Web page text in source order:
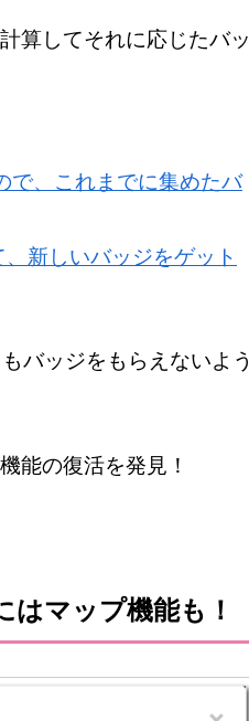
算してそれに応じたバッ
で、これまでに集めたバ
新しいバッジをゲット
バッジをもらえないよう
能の復活を発見！
マップ機能も！